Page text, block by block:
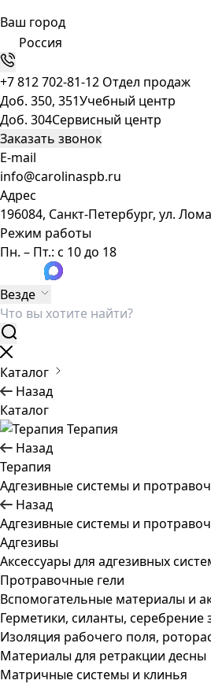
Ваш город
Россия
+7 812 702-81-12 Отдел продаж
Доб. 350, 351Учебный центр
Доб. 304Сервисный центр
Заказать звонок
E-mail
info@carolinaspb.ru
Адрес
196084, Санкт-Петербург, ул.
Режим работы
Пн. – Пт.: с 10 до 18
Везде
Каталог
Назад
Каталог
Терапия
Назад
Терапия
Адгезивные системы и
Назад
Адгезивные системы и
Адгезивы
Аксессуары для адгезивных
Протравочные гели
Вспомогательные материалы и
Герметики, силанты, серебрение
Изоляция рабочего поля,
Материалы для ретракции десны
Матричные системы и клинья